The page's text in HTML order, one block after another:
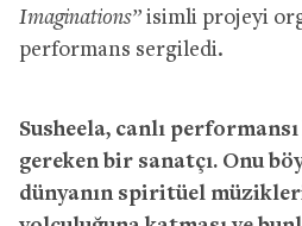
Imaginations” isimli projeyi
performans sergiledi.
Susheela, canlı performansı
gereken bir sanatçı. Onu
dünyanın spiritüel